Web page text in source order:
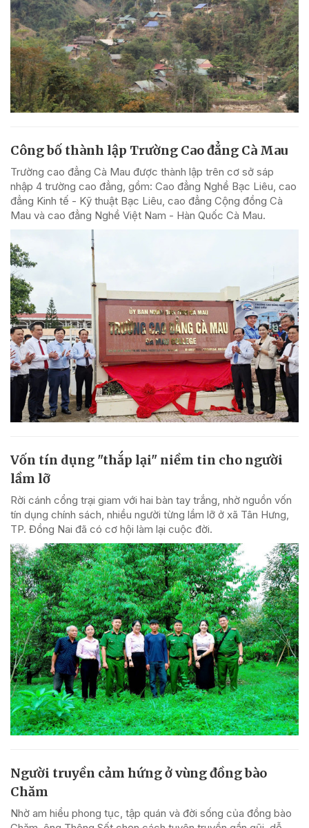
Công bố thành lập Trường Cao đẳng Cà Mau
Trường cao đẳng Cà Mau được thành lập trên cơ sở sáp
nhập 4 trường cao đẳng, gồm: Cao đẳng Nghề Bạc Liêu, cao
đẳng Kinh tế - Kỹ thuật Bạc Liêu, cao đẳng Cộng đồng Cà
Mau và cao đẳng Nghề Việt Nam - Hàn Quốc Cà Mau.
Vốn tín dụng "thắp lại" niềm tin cho người
lầm lỡ
Rời cánh cổng trại giam với hai bàn tay trắng, nhờ nguồn vốn
tín dụng chính sách, nhiều người từng lầm lỡ ở xã Tân Hưng,
TP. Đồng Nai đã có cơ hội làm lại cuộc đời.
Người truyền cảm hứng ở vùng đồng bào
Chăm
Nhờ am hiểu phong tục, tập quán và đời sống của đồng bào